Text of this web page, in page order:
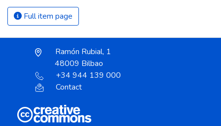
Full item page
Ramón Rubial, 1
48009 Bilbao
+34 944 139 000
Contact